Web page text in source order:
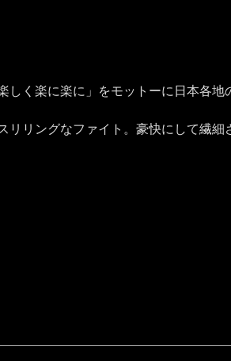
く楽に楽に」をモットーに日本各
リングなファイト。豪快にして繊